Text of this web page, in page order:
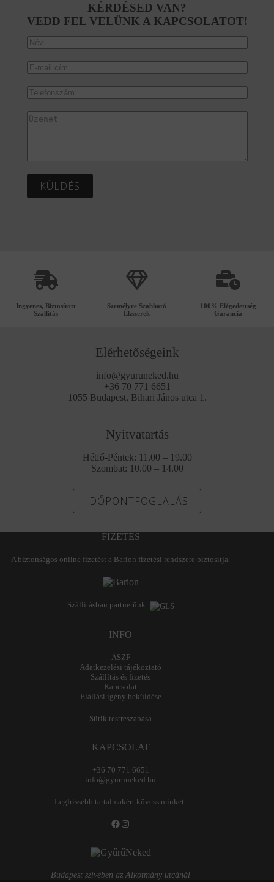
KÉRDÉSED VAN?
VEDD FEL VELÜNK A KAPCSOLATOT!
KÜLDÉS
Ingyenes, Biztosított
Szállítás
Személyre Szabható
Ékszerek
100% Elégedettség
Garancia
Elérhetőségeink
info@gyuruneked.hu
+36 70 771 6651
1055 Budapest, Bihari János utca 1.
Nyitvatartás
Hétfő-Péntek: 11.00 – 19.00
Szombat: 10.00 – 14.00
IDŐPONTFOGLALÁS
FIZETÉS
A biztonságos online fizetést a Barion fizetési rendszere biztosítja.
Szállításban partnerünk:
INFO
ÁSZF
Adatkezelési tájékoztató
Szállítás és fizetés
Kapcsolat
Elállási igény beküldése
Sütik testreszabása
KAPCSOLAT
+36 70 771 6651
info@gyuruneked.hu
Legfrissebb tartalmakért kövess minket:
Facebook
Instagram
Budapest szívében az Alkotmány utcánál